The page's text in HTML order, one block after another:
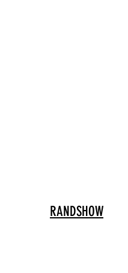
RANDSHOW